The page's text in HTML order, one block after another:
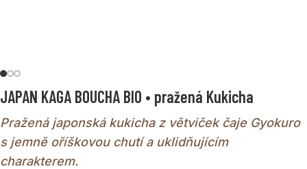
JAPAN KAGA BOUCHA BIO • pražená Kukicha
Pražená japonská kukicha z větviček čaje Gyokuro
s jemně oříškovou chutí a uklidňujícím
charakterem.